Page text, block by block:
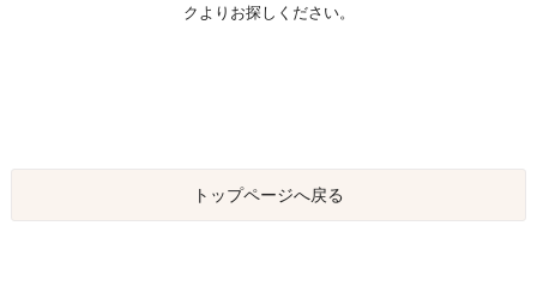
クよりお探しください。
トップページへ戻る